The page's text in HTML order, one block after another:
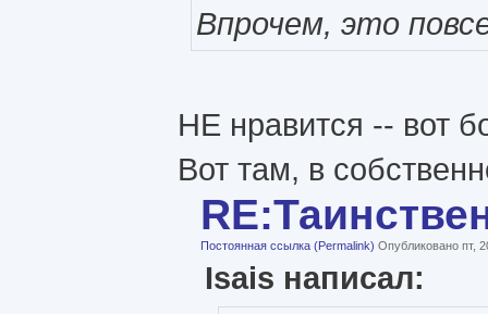
Впрочем, это
НЕ нравится -- вот
Вот там, в
Постоянная ссылка (Permalink) Опубликовано пт,
Isais написал: